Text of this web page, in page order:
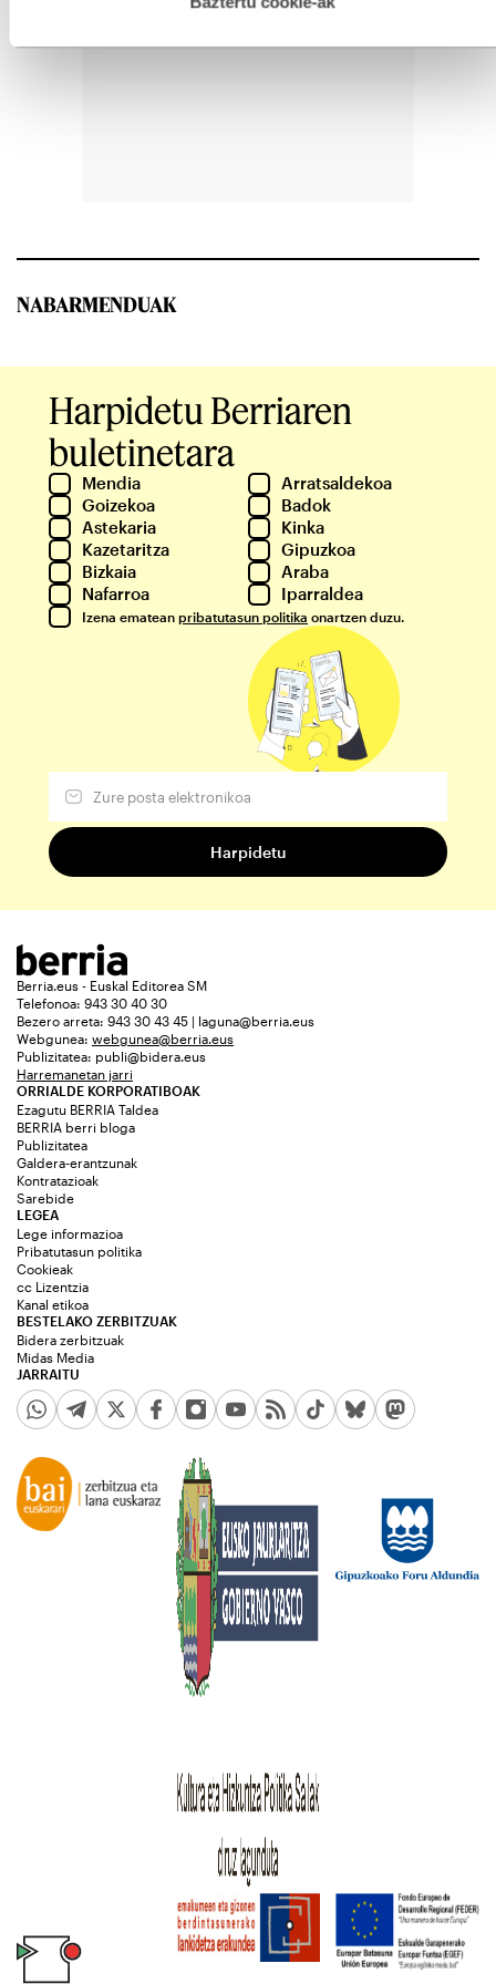
NABARMENDUAK
Harpidetu Berriaren
buletinetara
Mendia
Arratsaldekoa
Goizekoa
Badok
Astekaria
Kinka
Kazetaritza
Gipuzkoa
Bizkaia
Araba
Nafarroa
Iparraldea
Izena ematean pribatutasun politika onartzen duzu.
Berria.eus - Euskal Editorea SM
Telefonoa: 943 30 40 30
Bezero arreta: 943 30 43 45 | laguna@berria.eus
Webgunea: webgunea@berria.eus
Publizitatea: publi@bidera.eus
Harremanetan jarri
ORRIALDE KORPORATIBOAK
Ezagutu BERRIA Taldea
BERRIA berri bloga
Publizitatea
Galdera-erantzunak
Kontratazioak
Sarebide
JARRAITU
LEGEA
Lege informazioa
Pribatutasun politika
Cookieak
cc Lizentzia
Kanal etikoa
BESTELAKO ZERBITZUAK
Bidera zerbitzuak
Midas Media